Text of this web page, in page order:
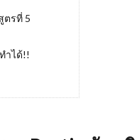
ตรที่ 5
ำได้!!